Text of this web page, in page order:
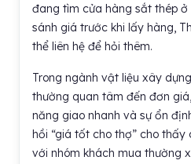
đang tìm cửa hàng sắt thép ở
sánh giá trước khi lấy hàng,
thể liên hệ để hỏi thêm.
Trong ngành vật liệu xây
thường quan tâm đến đơn
năng giao nhanh và sự ổn
hồi “giá tốt cho thợ” cho
với nhóm khách mua thường